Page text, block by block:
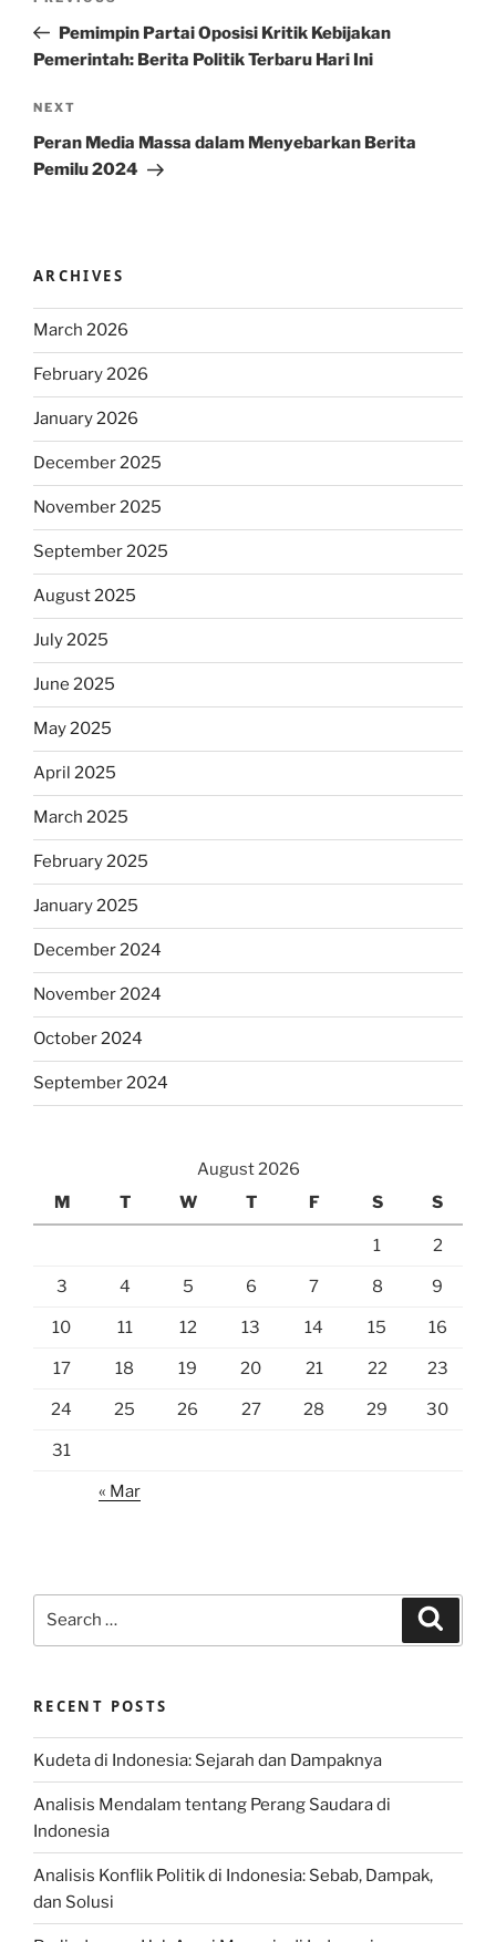
PostPemimpin Partai Oposisi Kritik Kebijakan
Pemerintah: Berita Politik Terbaru Hari Ini
Next
Post
NEXT
Peran Media Massa dalam Menyebarkan Berita
Pemilu 2024
ARCHIVES
March 2026
February 2026
January 2026
December 2025
November 2025
September 2025
August 2025
July 2025
June 2025
May 2025
April 2025
March 2025
February 2025
January 2025
December 2024
November 2024
October 2024
September 2024
August 2026
M
T W T F S S
1 2
3 4 5 6 7 8 9
10 11 12 13 14 15 16
17 18 19 20 21 22 23
24 25 26 27 28 29 30
31
« Mar
RECENT POSTS
Kudeta di Indonesia: Sejarah dan Dampaknya
Analisis Mendalam tentang Perang Saudara di
Indonesia
Analisis Konflik Politik di Indonesia: Sebab, Dampak,
dan Solusi